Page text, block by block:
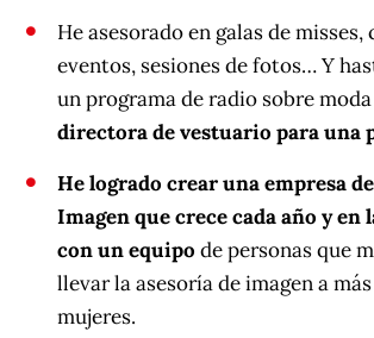
He asesorado en galas de misses,
eventos, sesiones de fotos… Y
un programa de radio sobre
directora de vestuario para una
He logrado crear una empresa
Imagen que crece cada año y en
con un equipode personas que
llevar la asesoría de imagen a
mujeres.